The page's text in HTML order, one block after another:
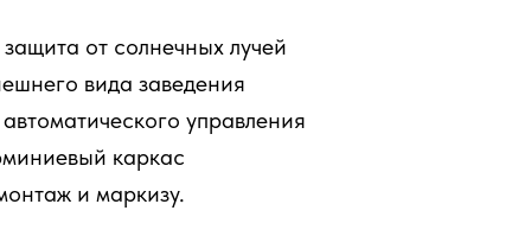
от солнечных лучей
вида заведения
управления
каркас
и маркизу.